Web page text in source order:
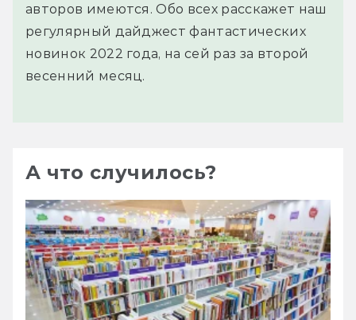
авторов имеются. Обо всех расскажет наш
регулярный дайджест фантастических
новинок 2022 года, на сей раз за второй
весенний месяц.
А что случилось?